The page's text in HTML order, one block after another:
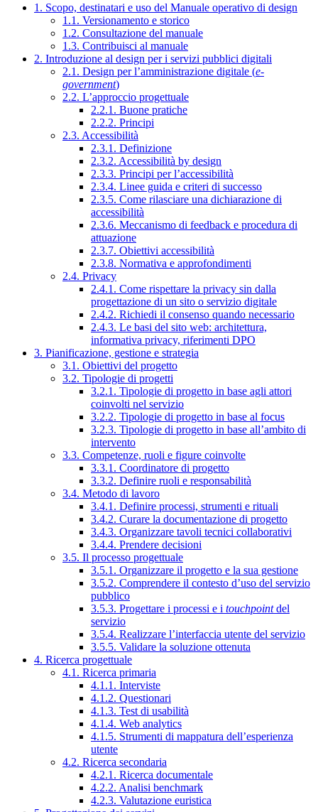
1. Scopo, destinatari e uso del Manuale operativo di design
1.1. Versionamento e storico
1.2. Consultazione del manuale
1.3. Contribuisci al manuale
2. Introduzione al design per i servizi pubblici digitali
2.1. Design per l’amministrazione digitale (e-
government)
2.2. L’approccio progettuale
2.2.1. Buone pratiche
2.2.2. Principi
2.3. Accessibilità
2.3.1. Definizione
2.3.2. Accessibilità by design
2.3.3. Principi per l’accessibilità
2.3.4. Linee guida e criteri di successo
2.3.5. Come rilasciare una dichiarazione di
accessibilità
2.3.6. Meccanismo di feedback e procedura di
attuazione
2.3.7. Obiettivi accessibilità
2.3.8. Normativa e approfondimenti
2.4. Privacy
2.4.1. Come rispettare la privacy sin dalla
progettazione di un sito o servizio digitale
2.4.2. Richiedi il consenso quando necessario
2.4.3. Le basi del sito web: architettura,
informativa privacy, riferimenti DPO
3. Pianificazione, gestione e strategia
3.1. Obiettivi del progetto
3.2. Tipologie di progetti
3.2.1. Tipologie di progetto in base agli attori
coinvolti nel servizio
3.2.2. Tipologie di progetto in base al focus
3.2.3. Tipologie di progetto in base all’ambito di
intervento
3.3. Competenze, ruoli e figure coinvolte
3.3.1. Coordinatore di progetto
3.3.2. Definire ruoli e responsabilità
3.4. Metodo di lavoro
3.4.1. Definire processi, strumenti e rituali
3.4.2. Curare la documentazione di progetto
3.4.3. Organizzare tavoli tecnici collaborativi
3.4.4. Prendere decisioni
3.5. Il processo progettuale
3.5.1. Organizzare il progetto e la sua gestione
3.5.2. Comprendere il contesto d’uso del servizio
pubblico
3.5.3. Progettare i processi e i touchpointdel
servizio
3.5.4. Realizzare l’interfaccia utente del servizio
3.5.5. Validare la soluzione ottenuta
4. Ricerca progettuale
4.1. Ricerca primaria
4.1.1. Interviste
4.1.2. Questionari
4.1.3. Test di usabilità
4.1.4. Web analytics
4.1.5. Strumenti di mappatura dell’esperienza
utente
4.2. Ricerca secondaria
4.2.1. Ricerca documentale
4.2.2. Analisi benchmark
4.2.3. Valutazione euristica